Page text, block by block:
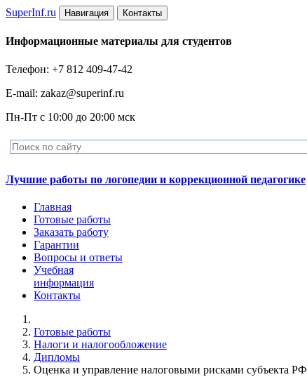
SuperInf.ru Навигация Контакты
Информационные материалы для студентов
Телефон: +7 812 409-47-42
E-mail: zakaz@superinf.ru
Пн-Пт с 10:00 до 20:00 мск
Лучшие работы по логопедии и коррекционной педагогике
Главная
Готовые работы
Заказать работу
Гарантии
Вопросы и ответы
Учебная
информация
Контакты
Готовые работы
Налоги и налогообложение
Дипломы
Оценка и управление налоговыми рисками субъекта